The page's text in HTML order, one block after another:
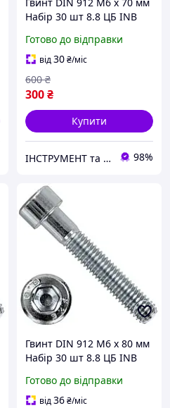
Набір 30 шт 8.8 ЦБ INB
Готово до відправки
від30₴/міс
300₴
600 ₴
Купити
ІНСТРУМЕНТ та МЕТИЗИ 98%
Гвинт DIN 912 М6 х 80 мм
Набір 30 шт 8.8 ЦБ INB
Готово до відправки
від36₴/міс